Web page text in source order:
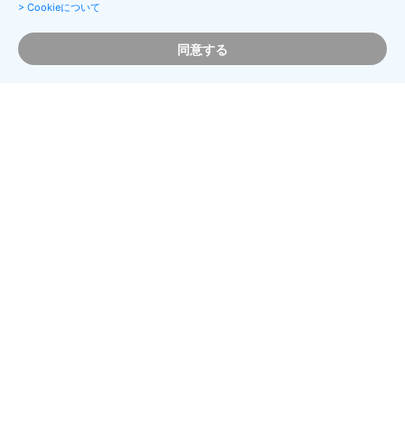
鉄道を安心して利用していただくために、プラットホームに
> Cookieについて
同意する